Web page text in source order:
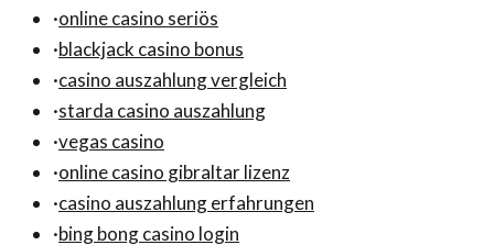
·online casino seriös
·blackjack casino bonus
·casino auszahlung vergleich
·starda casino auszahlung
·vegas casino
·online casino gibraltar lizenz
·casino auszahlung erfahrungen
·bing bong casino login